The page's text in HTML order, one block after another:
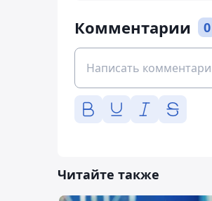
Комментарии 0
Читайте также